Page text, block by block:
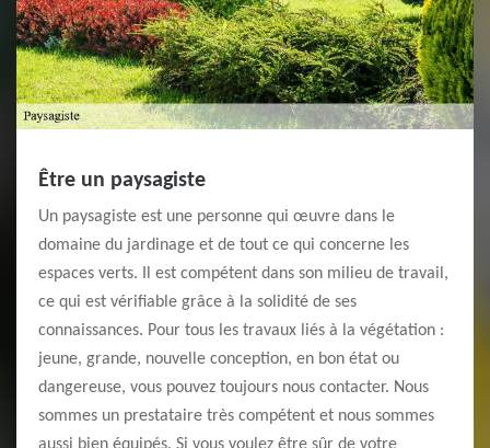
Être un paysagiste
Un paysagiste est une personne qui œuvre dans le
domaine du jardinage et de tout ce qui concerne les
espaces verts. Il est compétent dans son milieu de travail,
ce qui est vérifiable grâce à la solidité de ses
connaissances. Pour tous les travaux liés à la végétation :
jeune, grande, nouvelle conception, en bon état ou
dangereuse, vous pouvez toujours nous contacter. Nous
sommes un prestataire très compétent et nous sommes